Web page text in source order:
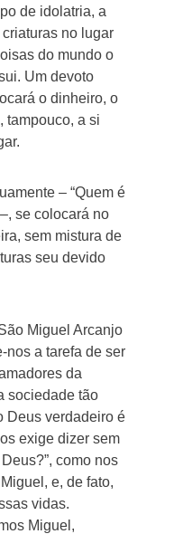
de idolatria, a
no lugar
do mundo o
Um devoto
o dinheiro, o
tampouco, a si
– “Quem é
se colocará no
sem mistura de
seu devido
Miguel Arcanjo
nos a tarefa de ser
da
sociedade tão
Deus verdadeiro é
exige dizer sem
como nos
e, de fato,
vidas.
Miguel,